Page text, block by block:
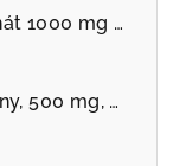
Magnesium Bisglycinát 1000 mg plus B6 90 kapsúl
Vitamín C Lipozomálny, 500 mg, 60 vegánskych kapsúl